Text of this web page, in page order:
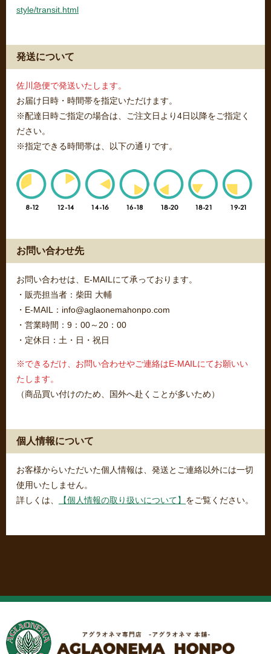
style/transit.html
発送について
佐川急便で発送いたします。
お届け日時・時間帯を指定いただけます。
※配達日時ご指定の場合は、ご注文日より4日以降をご指定く
ださい。
※指定できる時間帯は、以下の通りです。
お問い合わせ先
お問い合わせは、E-MAILにて承っております。
・販売担当者：柴田 大輔
・E-MAIL：info@aglaonemahonpo.com
・営業時間：9：00～20：00
・定休日：土・日・祝日
※できるだけ、お問い合わせやご連絡はE-MAILにてお願いい
たします。
（商品買い付けのため、国外へ赴くことが多いため）
個人情報について
お客様からいただいた個人情報は、発送とご連絡以外には一切
使用いたしません。
詳しくは、
【個人情報の取り扱いについて】 をご覧ください。